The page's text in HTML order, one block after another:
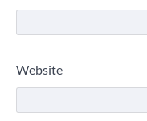
Website